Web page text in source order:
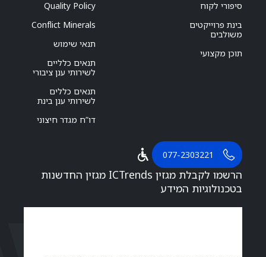
סיפורי לקוח
בינת פרוייקטים
משולבים
תוכן מקצועי
Quality Policy
Conflict Minerals
תנאי שימוש
תנאים כלליים
לשירותי ענן ציבורי
תנאים כללים
לשירותי ענן בינת
דו”ח מגדר חיצוני
077-2303221
הרשמו לקבלת מגזין ICTrends מגזין החדשנות
בטכנולוגיות המידע